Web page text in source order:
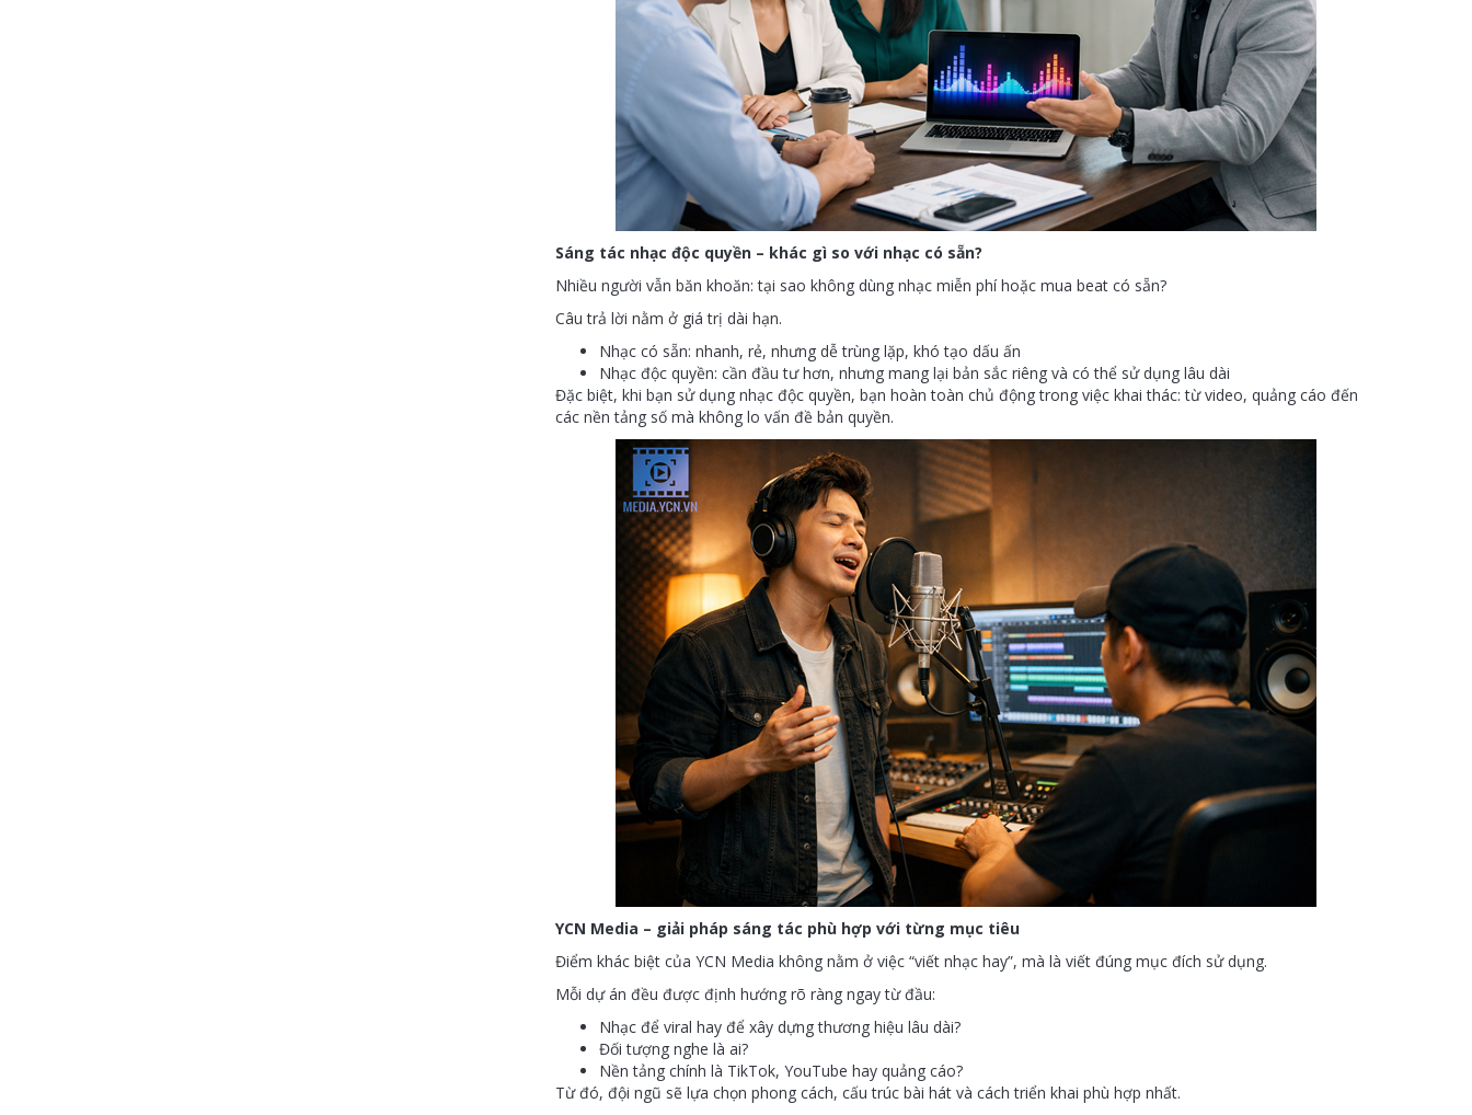
Sáng tác nhạc độc quyền – khác gì so với nhạc có sẵn?
Nhiều người vẫn băn khoăn: tại sao không dùng nhạc miễn phí hoặc mua beat có sẵn?
Câu trả lời nằm ở giá trị dài hạn.
Nhạc có sẵn: nhanh, rẻ, nhưng dễ trùng lặp, khó tạo dấu ấn
Nhạc độc quyền: cần đầu tư hơn, nhưng mang lại bản sắc riêng và có thể sử dụng lâu dài
Đặc biệt, khi bạn sử dụng nhạc độc quyền, bạn hoàn toàn chủ động trong việc khai thác: từ video, quảng cáo đến
các nền tảng số mà không lo vấn đề bản quyền.
YCN Media – giải pháp sáng tác phù hợp với từng mục tiêu
Điểm khác biệt của YCN Media không nằm ở việc “viết nhạc hay”, mà là viết đúng mục đích sử dụng.
Mỗi dự án đều được định hướng rõ ràng ngay từ đầu:
Nhạc để viral hay để xây dựng thương hiệu lâu dài?
Đối tượng nghe là ai?
Nền tảng chính là TikTok, YouTube hay quảng cáo?
Từ đó, đội ngũ sẽ lựa chọn phong cách, cấu trúc bài hát và cách triển khai phù hợp nhất.